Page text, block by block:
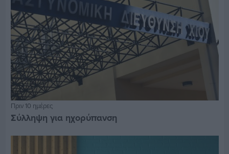
Πριν 10 ημέρες
Σύλληψη για ηχορύπανση